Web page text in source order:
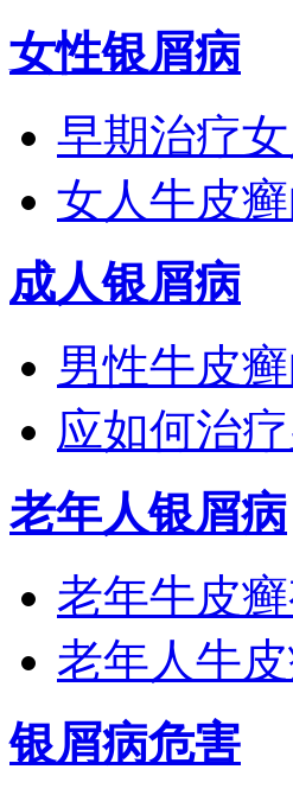
女性银屑病
早期治疗
女人牛皮
成人银屑病
男性牛皮
应如何治
老年人银屑病
老年牛皮
老年人牛
银屑病危害